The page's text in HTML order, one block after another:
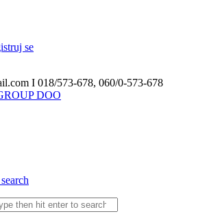
se
I 018/573-678, 060/0-573-678
DOO